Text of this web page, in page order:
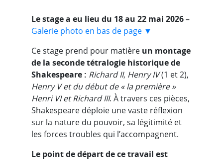
Le stage a eu lieu du 18 au 22 mai 2026–
Galerie photo en bas de page ▼
Ce stage prend pour matière un montage
de la seconde tétralogie historique de
Shakespeare : Richard II, Henry IV(1 et 2),
Henry V et du début de « la première »
Henri VI et Richard III. À travers ces pièces,
Shakespeare déploie une vaste réflexion
sur la nature du pouvoir, sa légitimité et
les forces troubles qui l’accompagnent.
Le point de départ de ce travail est